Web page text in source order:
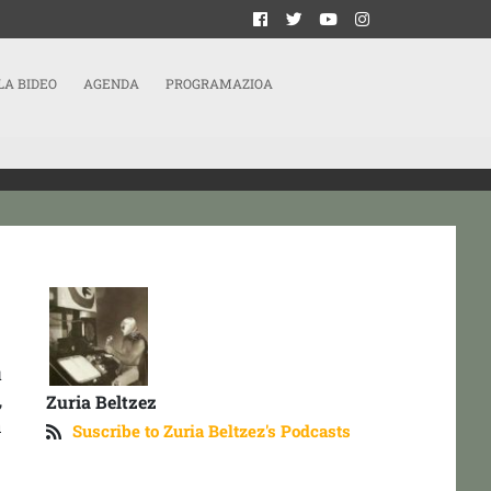
BIDEO AGENDA PROGRAMAZIOA
Zuria Beltzez
Suscribe to Zuria Beltzez's Podcasts